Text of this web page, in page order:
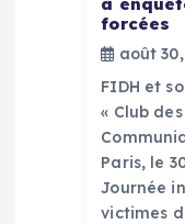
forcées
août
FIDH et
« Club
Paris, le
Journée
victimes